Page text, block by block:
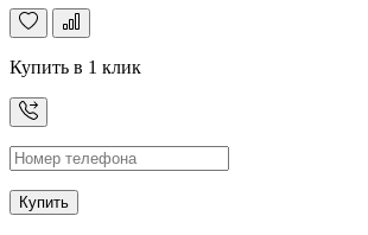
Купить в 1 клик
Купить